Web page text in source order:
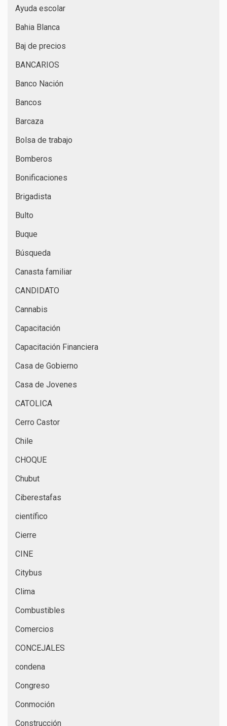
Ayuda escolar
Bahia Blanca
Baj de precios
BANCARIOS
Banco Nación
Bancos
Barcaza
Bolsa de trabajo
Bomberos
Bonificaciones
Brigadista
Bulto
Buque
Búsqueda
Canasta familiar
CANDIDATO
Cannabis
Capacitación
Capacitación Financiera
Casa de Gobierno
Casa de Jovenes
CATOLICA
Cerro Castor
Chile
CHOQUE
Chubut
Ciberestafas
científico
Cierre
CINE
Citybus
Clima
Combustibles
Comercios
CONCEJALES
condena
Congreso
Conmoción
Construcción